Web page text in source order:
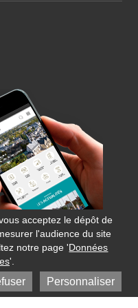
acceptez le dépôt de
l'audience du site
notre page 'Données
'.
Personnaliser